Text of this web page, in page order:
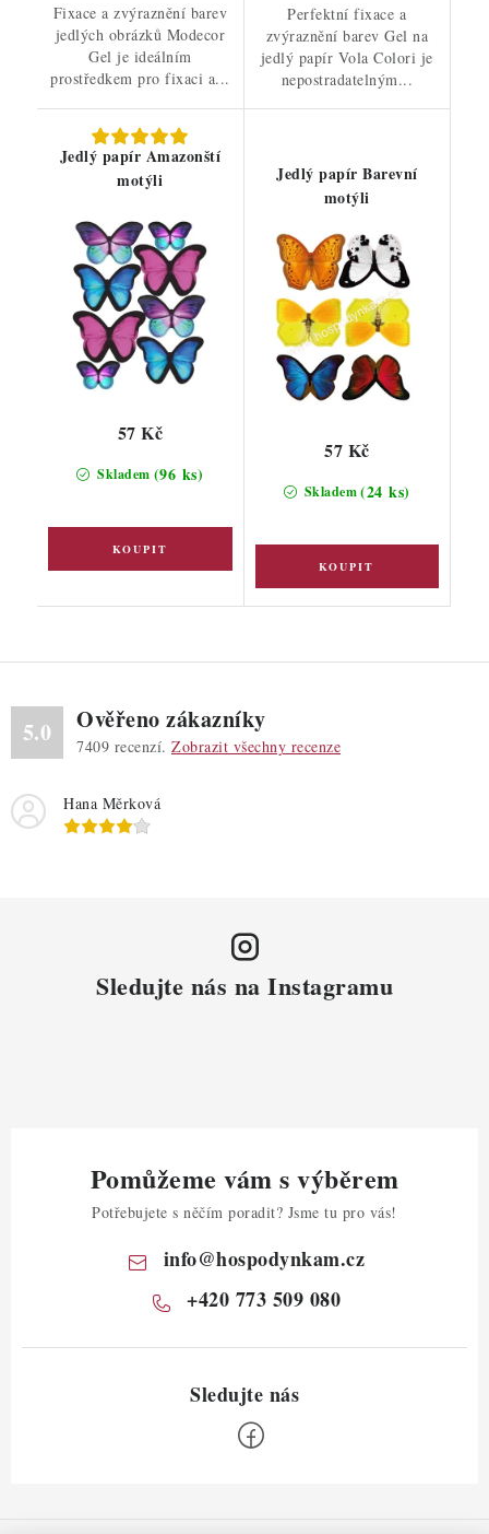
Fixace a zvýraznění barev
jedlých obrázků Modecor
Gel je ideálním
prostředkem pro fixaci a...
Perfektní fixace a
zvýraznění barev Gel na
jedlý papír Vola Colori je
nepostradatelným...
Jedlý papír Amazonští
motýli
Skladem (96 ks)
57 Kč
Jedlý papír Barevní
motýli
Skladem(24 ks)
57 Kč
5.0 Ověřeno zákazníky
7409 recenzí. Zobrazit všechny recenze
Hana Měrková
Sledujte nás na Instagramu
Pomůžeme vám s výběrem
Potřebujete s něčím poradit? Jsme tu pro vás!
info@hospodynkam.cz
+420 773 509 080